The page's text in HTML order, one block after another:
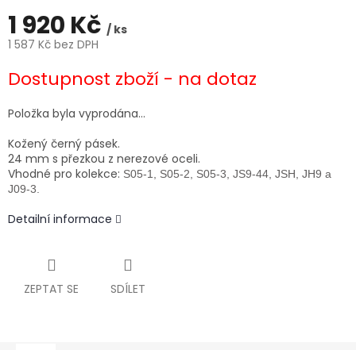
1 920 Kč / ks
1 587 Kč bez DPH
cena:
Dostupnost zboží - na dotaz
Položka byla vyprodána…
Kožený černý pásek.
24 mm s přezkou z nerezové oceli.
Vhodné pro kolekce: S05-1, S05-2, S05-3, JS9-44, JSH, JH9 a
J09-3.
Detailní informace
ZEPTAT SE SDÍLET